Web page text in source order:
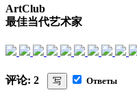
ArtClub
最佳当代艺术家
评论: 2 写 Ответы